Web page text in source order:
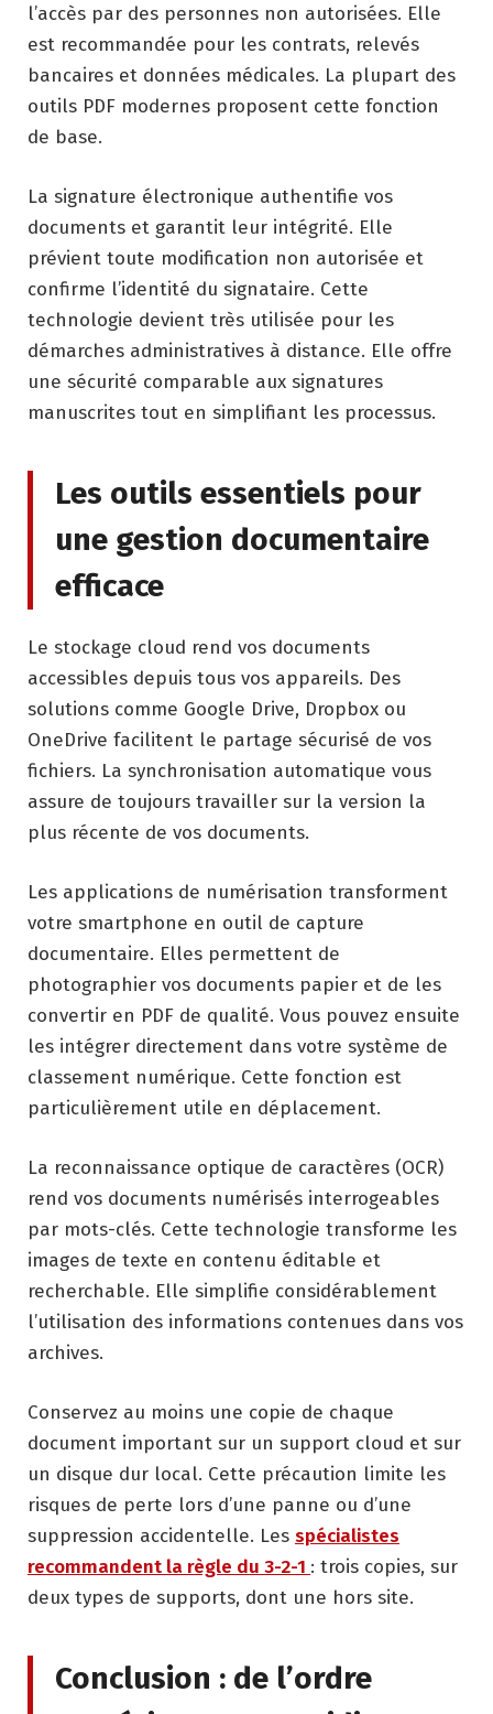
l’accès par des personnes non autorisées. Elle
est recommandée pour les contrats, relevés
bancaires et données médicales. La plupart des
outils PDF modernes proposent cette fonction
de base.
La signature électronique authentifie vos
documents et garantit leur intégrité. Elle
prévient toute modification non autorisée et
confirme l’identité du signataire. Cette
technologie devient très utilisée pour les
démarches administratives à distance. Elle offre
une sécurité comparable aux signatures
manuscrites tout en simplifiant les processus.
Les outils essentiels pour
une gestion documentaire
efficace
Le stockage cloud rend vos documents
accessibles depuis tous vos appareils. Des
solutions comme Google Drive, Dropbox ou
OneDrive facilitent le partage sécurisé de vos
fichiers. La synchronisation automatique vous
assure de toujours travailler sur la version la
plus récente de vos documents.
Les applications de numérisation transforment
votre smartphone en outil de capture
documentaire. Elles permettent de
photographier vos documents papier et de les
convertir en PDF de qualité. Vous pouvez ensuite
les intégrer directement dans votre système de
classement numérique. Cette fonction est
particulièrement utile en déplacement.
La reconnaissance optique de caractères (OCR)
rend vos documents numérisés interrogeables
par mots-clés. Cette technologie transforme les
images de texte en contenu éditable et
recherchable. Elle simplifie considérablement
l’utilisation des informations contenues dans vos
archives.
Conservez au moins une copie de chaque
document important sur un support cloud et sur
un disque dur local. Cette précaution limite les
risques de perte lors d’une panne ou d’une
suppression accidentelle. Les spécialistes
recommandent la règle du 3-2-1 : trois copies, sur
deux types de supports, dont une hors site.
Conclusion : de l’ordre